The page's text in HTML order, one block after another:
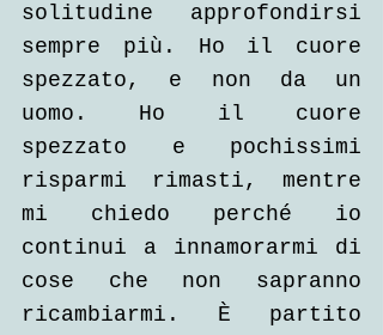
solitudine approfondirsi
sempre più. Ho il cuore
spezzato, e non da un
uomo. Ho il cuore
spezzato e pochissimi
risparmi rimasti, mentre
mi chiedo perché io
continui a innamorarmi di
cose che non sapranno
ricambiarmi. È partito